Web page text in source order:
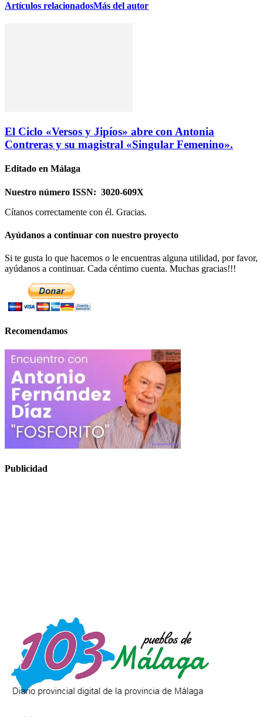
Artículos relacionadosMás del autor
El Ciclo «Versos y Jipíos» abre con Antonia
Contreras y su magistral «Singular Femenino».
Editado en Málaga
Nuestro número ISSN: 3020-609X
Cítanos correctamente con él. Gracias.
Ayúdanos a continuar con nuestro proyecto
Si te gusta lo que hacemos o le encuentras alguna utilidad, por favor,
ayúdanos a continuar. Cada céntimo cuenta. Muchas gracias!!!
Recomendamos
Publicidad